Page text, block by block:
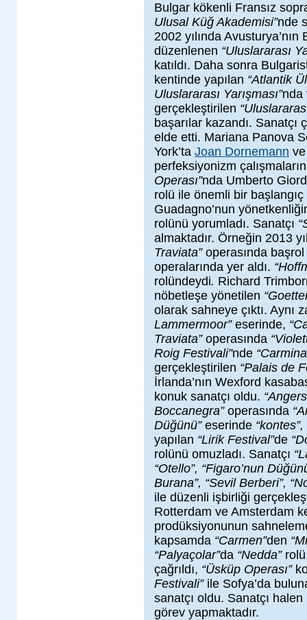
Bulgar kökenli Fransız
Ulusal Küğ Akademisi”nde
2002 yılında
düzenlenen “Uluslararası
katıldı. Daha sonra
kentinde yapılan “Atlantik
Uluslararası Yarışması”nda
gerçekleştirilen
başarılar kazandı. Sanatçı
elde etti. Mariana Panova
York’ta Joan Dornemann
perfeksiyonizm
Operası”nda Umberto
rolü ile önemli bir
Guadagno’nun
rolünü yorumladı. Sanatçı
almaktadır. Örneğin 2013
Traviata”operasında
operalarında yer aldı.
rolündeydi. Richard
nöbetleşe yönetilen
olarak sahneye çıktı. Aynı
Lammermoor” eserinde,
Traviata”operasında
Roig Festivali”nde
gerçekleştirilen “Palais de
İrlanda’nın Wexford
konuk sanatçı oldu.
Boccanegra” operasında
Düğünü” eserinde “kontes”,
yapılan “Lirik Festival”de
rolünü omuzladı. Sanatçı
“Otello”, “Figaro’nun
Burana”, “Sevil Berberi”,
ile düzenli işbirliği
Rotterdam ve Amsterdam
prodüksiyonunun
kapsamda “Carmen”den
“Palyaçolar”da “Nedda”
çağrıldı, “Üsküp Operası”
Festivali” ile Sofya’da
sanatçı oldu. Sanatçı halen
görev yapmaktadır.